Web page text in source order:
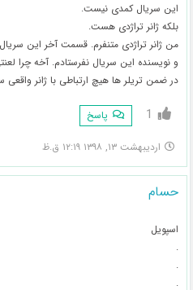
این سریال کمدی نیست.
بلکه ژانر تراژدی هست.
من ژانر تراژدی متنفرم. قسمت آخر این
و نویسنده این سریال نفرستادم. آخه چرا
در ضمن تریلر ها هیچ ارتباطی با ژانر واقعی
1 پاسخ
اردیبهشت ۱۳, ۱۳۹۸ ۱۲:۱۹ ق.ظ
حسام
اسپویل
.
.
.